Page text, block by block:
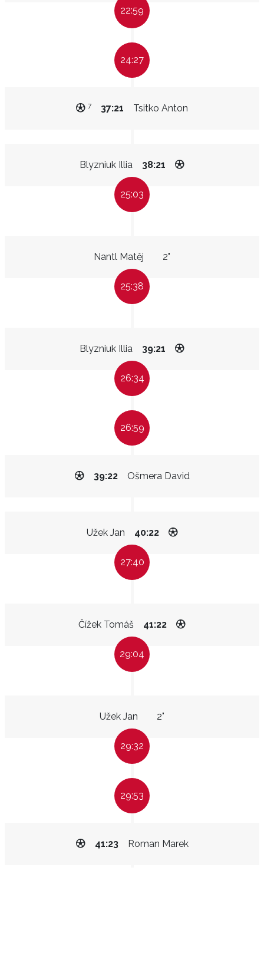
22:59
24:27
Tsitko Anton
37:21
7
Blyzniuk Illia 38:21
25:03
Nantl Matěj 2"
25:38
Blyzniuk Illia 39:21
26:34
26:59
Ošmera David
39:22
Užek Jan 40:22
27:40
Čížek Tomáš 41:22
29:04
Užek Jan 2"
29:32
29:53
Roman Marek
41:23